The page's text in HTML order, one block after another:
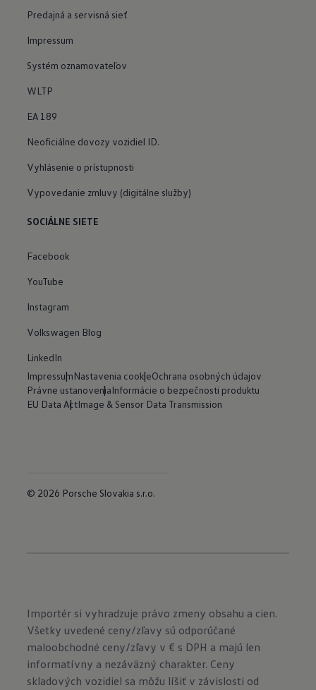
Predajná a servisná sieť
Impressum
Systém oznamovateľov
WLTP
EA 189
Neoficiálne dovozy vozidiel ID.
Vyhlásenie o prístupnosti
Vypovedanie zmluvy (digitálne služby)
SOCIÁLNE SIETE
Facebook
YouTube
Instagram
Volkswagen Blog
LinkedIn
ImpressumNastavenia cookieOchrana osobných údajov
Právne ustanoveniaInformácie o bezpečnosti produktu
EU Data ActImage & Sensor Data Transmission
© 2026 Porsche Slovakia s.r.o.
Importér si vyhradzuje právo zmeny obsahu a cien.
Všetky uvedené ceny/zľavy sú odporúčané
maloobchodné ceny/zľavy v € s DPH a majú len
informatívny a nezáväzný charakter. Ceny
skladových vozidiel sa môžu líšiť v závislosti od